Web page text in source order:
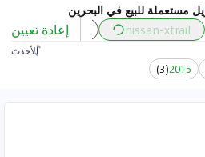
nissan-xtrail السعر
إعادة تعيين
الأحدث
2015
(
3
)